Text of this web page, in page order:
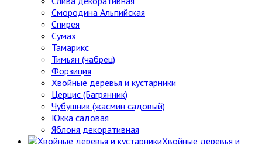
Смородина Альпийская
Спирея
Сумах
Тамарикс
Тимьян (чабрец)
Форзиция
Хвойные деревья и кустарники
Церцис (Багрянник)
Чубушник (жасмин садовый)
Юкка садовая
Яблоня декоративная
Хвойные деревья и